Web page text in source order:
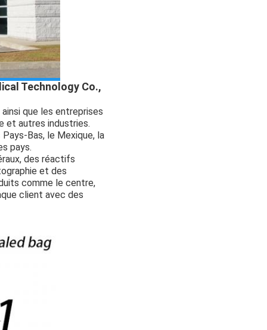
Technology Co.,
que les entreprises
et autres industries.
Bas, le Mexique, la
pays.
des réactifs
et des
comme le centre,
client avec des